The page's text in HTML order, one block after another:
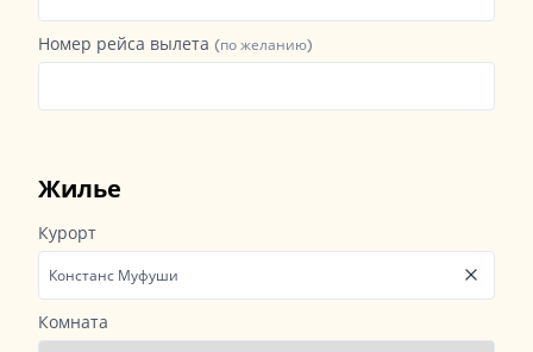
Номер рейса вылета (по желанию)
Жилье
Курорт
Комната